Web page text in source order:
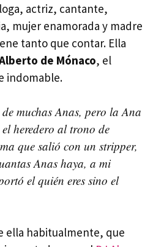
actriz, cantante,
mujer enamorada y madre
tanto que contar. Ella
de Mónaco, el
indomable.
muchas Anas, pero la Ana
heredero al trono de
que salió con un stripper,
Anas haya, a mi
el quién eres sino el
ella habitualmente, que